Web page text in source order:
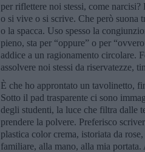
per riflettere noi stessi, come
o si vive o si scrive. Che però suona
o la spacca. Uso spesso la
pieno, sta per “oppure” o per
addice a un ragionamento circolare.
assolvere noi stessi da riservatezze,
È che ho approntato un tavolinetto,
Sotto il pad trasparente ci sono
degli studenti, la luce che filtra dalle
prendere la polvere. Preferisco
plastica color crema, istoriata da
familiare, alla mano, alla mia